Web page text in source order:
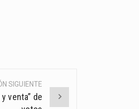
SIGUIENTE
venta” de